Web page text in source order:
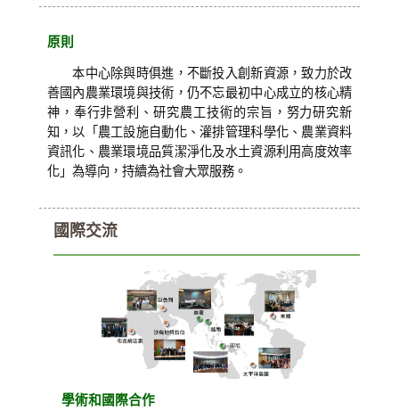
原則
本中心除與時俱進，不斷投入創新資源，致力於改
善國內農業環境與技術，仍不忘最初中心成立的核心精
神，奉行非營利、研究農工技術的宗旨，努力研究新
知，以「農工設施自動化、灌排管理科學化、農業資料
資訊化、農業環境品質潔淨化及水土資源利用高度效率
化」為導向，持續為社會大眾服務。
國際交流
學術和國際合作